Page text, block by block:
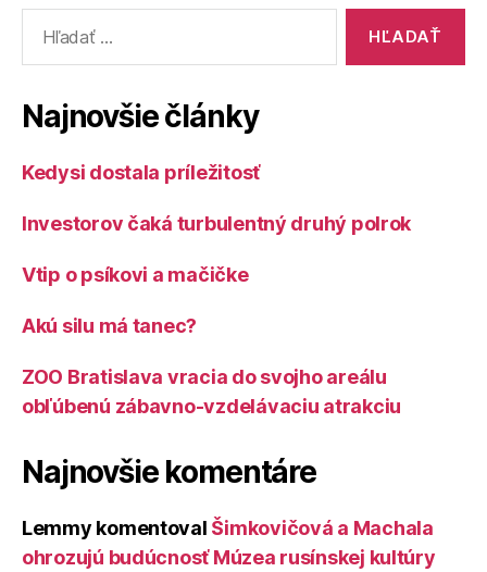
Najnovšie články
Kedysi dostala príležitosť
Investorov čaká turbulentný druhý polrok
Vtip o psíkovi a mačičke
Akú silu má tanec?
ZOO Bratislava vracia do svojho areálu
obľúbenú zábavno-vzdelávaciu atrakciu
Najnovšie komentáre
Lemmy komentoval Šimkovičová a Machala
ohrozujú budúcnosť Múzea rusínskej kultúry